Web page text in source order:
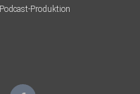
Podcast-Produktion